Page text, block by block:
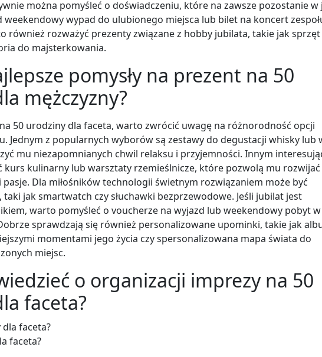
można pomyśleć o doświadczeniu, które na zawsze pozostanie w
weekendowy wypad do ulubionego miejsca lub bilet na koncert
również rozważyć prezenty związane z hobby jubilata, takie jak sprzęt
do majsterkowania.
pomysły na prezent na 50
mężczyzny?
50 urodziny dla faceta, warto zwrócić uwagę na różnorodność opcji
Jednym z popularnych wyborów są zestawy do degustacji whisky lub
mu niezapomnianych chwil relaksu i przyjemności. Innym
kurs kulinarny lub warsztaty rzemieślnicze, które pozwolą mu rozwijać
Dla miłośników technologii świetnym rozwiązaniem może być
jak smartwatch czy słuchawki bezprzewodowe. Jeśli jubilat jest
warto pomyśleć o voucherze na wyjazd lub weekendowy pobyt w
sprawdzają się również personalizowane upominki, takie jak
momentami jego życia czy spersonalizowana mapa świata do
miejsc.
o organizacji imprezy na 50
faceta?
faceta?